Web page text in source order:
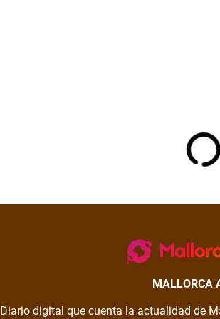
MALLORCA
Diario digital que cuenta la actualidad de